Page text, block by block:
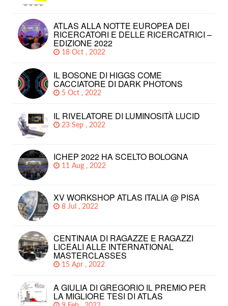
ATLAS ALLA NOTTE EUROPEA DEI
RICERCATORI E DELLE RICERCATRICI –
EDIZIONE 2022
18 Oct , 2022
IL BOSONE DI HIGGS COME
CACCIATORE DI DARK PHOTONS
5 Oct , 2022
IL RIVELATORE DI LUMINOSITÀ LUCID
23 Sep , 2022
ICHEP 2022 HA SCELTO BOLOGNA
11 Aug , 2022
XV WORKSHOP ATLAS ITALIA @ PISA
8 Jul , 2022
CENTINAIA DI RAGAZZE E RAGAZZI
LICEALI ALLE INTERNATIONAL
MASTERCLASSES
15 Apr , 2022
A GIULIA DI GREGORIO IL PREMIO PER
LA MIGLIORE TESI DI ATLAS